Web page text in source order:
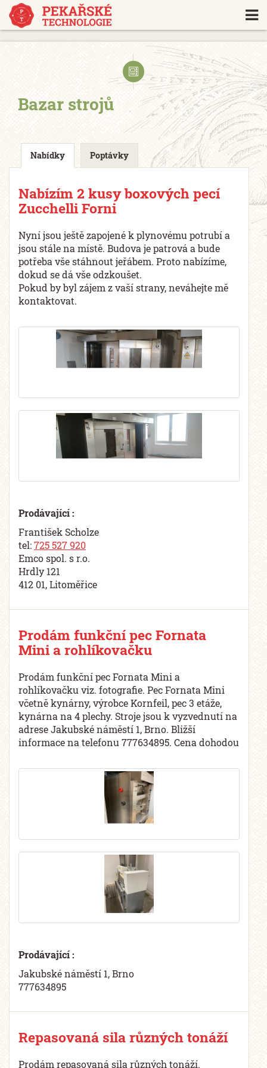
https://www.traditionrolex.com/18
Bazar strojů
Nabídky Poptávky
Nabízím 2 kusy boxových pecí
Zucchelli Forni
Nyní jsou ještě zapojené k plynovému potrubí a
jsou stále na místě. Budova je patrová a bude
potřeba vše stáhnout jeřábem. Proto nabízíme,
dokud se dá vše odzkoušet.
Pokud by byl zájem z vaší strany, neváhejte mě
kontaktovat.
Prodávající :
František Scholze
tel:725 527 920
Emco spol. s r.o.
Hrdly 121
412 01, Litoměřice
Prodám funkční pec Fornata
Mini a rohlíkovačku
Prodám funkční pec Fornata Mini a
rohlíkovačku viz. fotografie. Pec Fornata Mini
včetně kynárny, výrobce Kornfeil, pec 3 etáže,
kynárna na 4 plechy. Stroje jsou k vyzvednutí na
adrese Jakubské náměstí 1, Brno. Bližší
informace na telefonu 777634895. Cena dohodou
Prodávající :
Jakubské náměstí 1, Brno
777634895
Repasovaná sila různých tonáží
Prodám repasovaná sila různých tonáží.